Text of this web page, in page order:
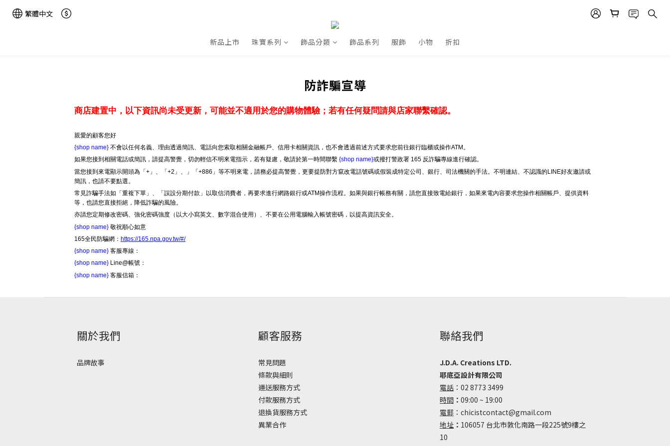
繁體中文
新品上市 珠寶系列 飾品分類 飾品系列 服飾 小物 折扣
防詐騙宣導
商店建置中，以下資訊尚未受更新，可能並不適用於您的購物體驗；若有任何疑問請與店家聯繫確認。
親愛的顧客您好
{shop name} 不會以任何名義、理由透過簡訊、電話向您索取相關金融帳戶、信用卡相關資訊，也不會透過前述方式要求您前往銀行臨櫃或操作ATM。
如果您接到相關電話或簡訊，請提高警覺，切勿輕信不明來電指示，若有疑慮，敬請於第一時間聯繫 {shop name}或撥打警政署 165 反詐騙專線進行確認。
當您接到來電顯示開頭為「+」、「+2」、」「+886」等不明來電，請務必提高警覺，更要提防對方竄改電話號碼或假裝成特定公司、銀行、司法機關的手法。不明連結、不認識的LINE好友邀請或
簡訊，也請不要點選。
常見詐騙手法如「重複下單」、「誤設分期付款」以取信消費者，再要求進行網路銀行或ATM操作流程。如果與銀行帳務有關，請您直接致電給銀行，如果來電內容要求您操作相關帳戶、提供資料
等，也請您直接拒絕，降低詐騙的風險。
亦請您定期修改密碼、強化密碼強度（以大小寫英文、數字混合使用）、不要在公用電腦輸入帳號密碼，以提高資訊安全。
{shop name} 敬祝順心如意
165全民防騙網： https://165.npa.gov.tw/#/
{shop name} 客服專線：
{shop name} Line@帳號：
{shop name} 客服信箱：
關於我們
品牌故事
顧客服務
常見問題
條款與細則
運送服務方式
付款服務方式
退換貨服務方式
異業合作
聯絡我們
J.D.A. Creations LTD.
耶底亞設計有限公司
電話 ：02 8773 3499
時間 ： 09:00 ~ 19:00
電郵 ：chicistcontact@gmail.com
地址 ： 106057 台北市敦化南路一段225號9樓之
10